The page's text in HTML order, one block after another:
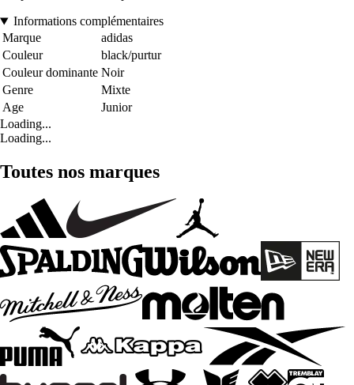
Informations complémentaires
Marque
adidas
Couleur
black/purtur
Couleur dominante Noir
Genre
Mixte
Age
Junior
Loading...
Loading...
Toutes nos marques